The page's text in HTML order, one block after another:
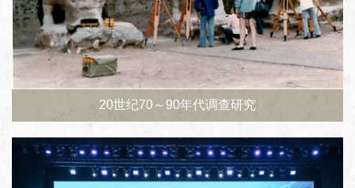
20世纪70～90年代调查研究